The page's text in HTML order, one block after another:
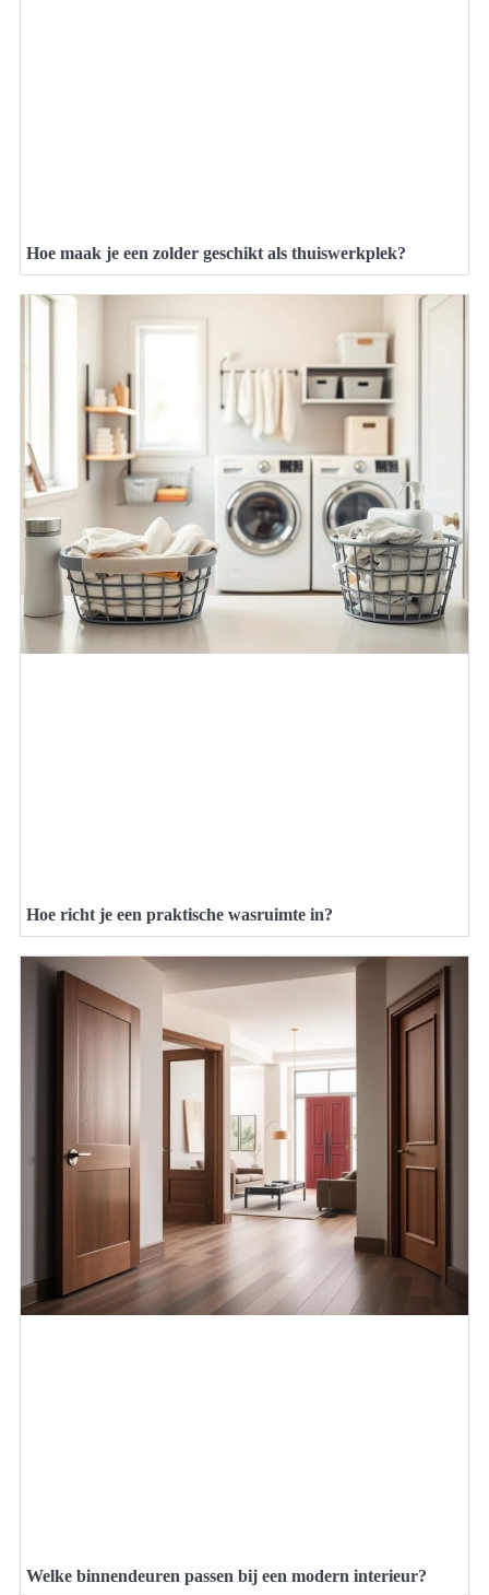
Hoe maak je een zolder geschikt als thuiswerkplek?
Hoe richt je een praktische wasruimte in?
Welke binnendeuren passen bij een modern interieur?